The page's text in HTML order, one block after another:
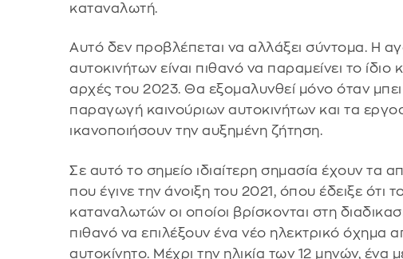
καταναλωτή.
Αυτό δεν προβλέπεται να αλλάξει σύντομα. Η
αυτοκινήτων είναι πιθανό να παραμείνει το ίδιο
αρχές του 2023. Θα εξομαλυνθεί μόνο όταν
παραγωγή καινούριων αυτοκινήτων και τα
ικανοποιήσουν την αυξημένη ζήτηση.
Σε αυτό το σημείο ιδιαίτερη σημασία έχουν τα
που έγινε την άνοιξη του 2021, όπου έδειξε ότι
καταναλωτών οι οποίοι βρίσκονται στη
πιθανό να επιλέξουν ένα νέο ηλεκτρικό όχημα
αυτοκίνητο. Μέχρι την ηλικία των 12 μηνών, ένα